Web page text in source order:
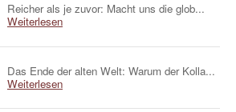
Reicher als je zuvor: Macht uns die glob...
Weiterlesen
Das Ende der alten Welt: Warum der Kolla...
Weiterlesen